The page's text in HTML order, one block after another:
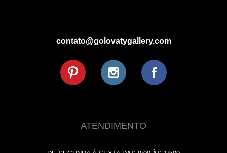
contato@golovatygallery.com
ATENDIMENTO